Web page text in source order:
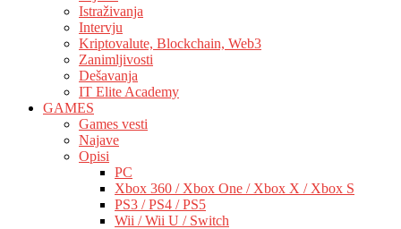
Istraživanja
Intervju
Kriptovalute, Blockchain, Web3
Zanimljivosti
Dešavanja
IT Elite Academy
GAMES
Games vesti
Najave
Opisi
PC
Xbox 360 / Xbox One / Xbox X / Xbox S
PS3 / PS4 / PS5
Wii / Wii U / Switch